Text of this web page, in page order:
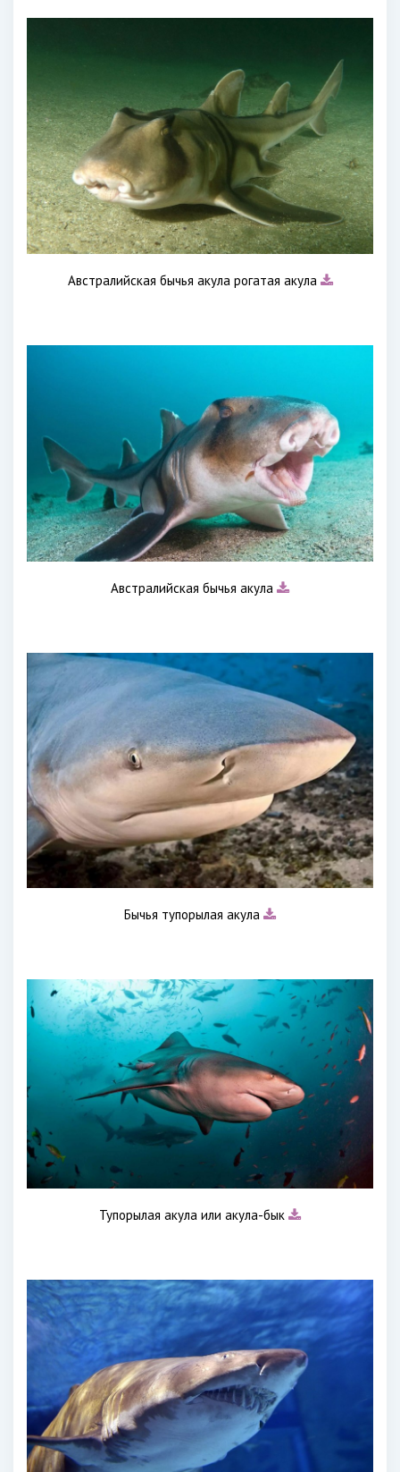
Австралийская бычья акула рогатая акула
Австралийская бычья акула
Бычья тупорылая акула
Тупорылая акула или акула-бык